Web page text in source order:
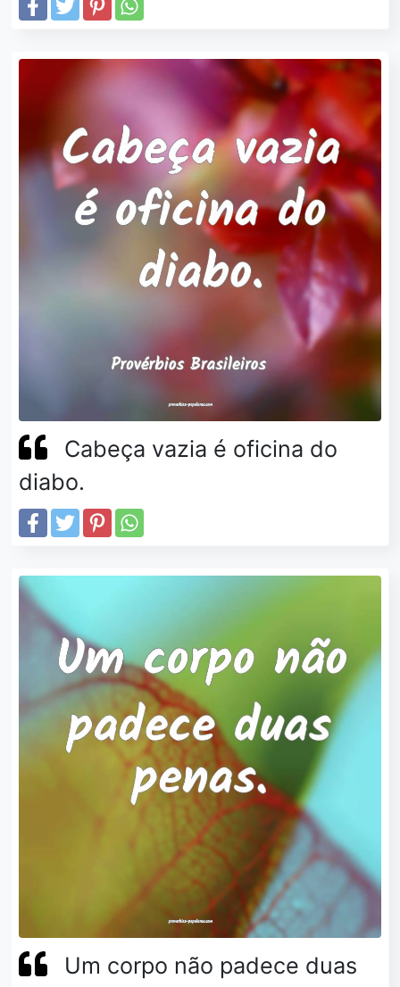
Cabeça vazia é oficina do
diabo.
Um corpo não padece duas